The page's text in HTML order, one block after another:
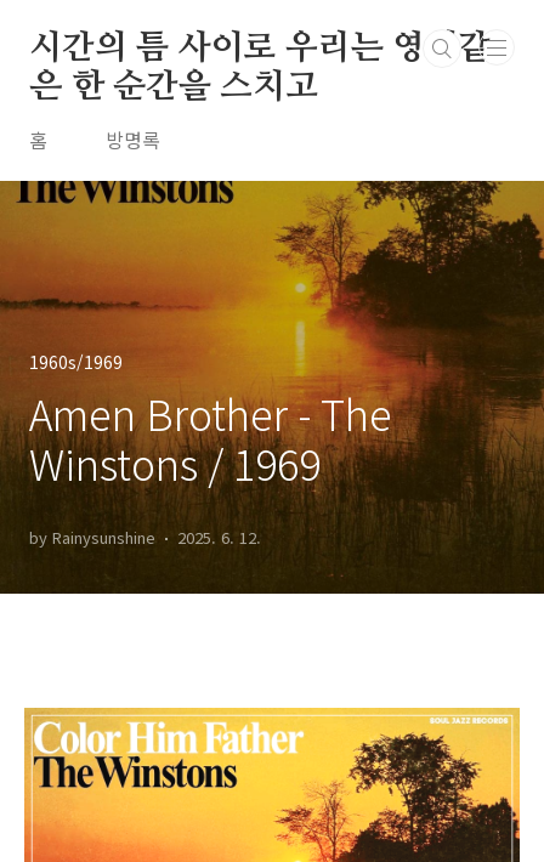
시간의 틈 사이로 우리는 영원같
은 한 순간을 스치고
홈 방명록
1960s/1969
Amen Brother - The
Winstons / 1969
by Rainysunshine 2025. 6. 12.